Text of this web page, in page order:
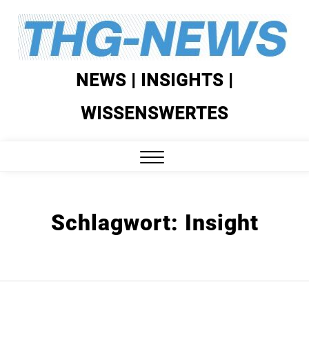
Skip
content
NEWS | INSIGHTS |
WISSENSWERTES
Schlagwort: Insight